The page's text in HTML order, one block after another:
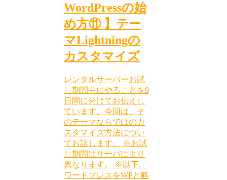
WordPressの始
め方⑪ 】テー
マLightningの
カスタマイズ
レンタルサーバーお試
し期間中にやることを9
日間に分けてお伝えし
ています。今回は、そ
のテーマならではのカ
スタマイズ方法につい
てお話します。 ※お試
し期間はサーバにより
異なります。 ※以下、
ワードプレスをWPと略